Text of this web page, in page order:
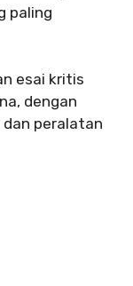
paling
esai kritis
dengan
dan peralatan